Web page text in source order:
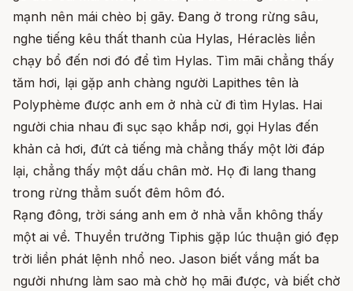
mạnh nên mái chèo bị gãy. Đang ở trong rừng sâu,
nghe tiếng kêu thất thanh của Hylas, Héraclès liền
chạy bổ đến nơi đó để tìm Hylas. Tìm mãi chẳng thấy
tăm hơi, lại gặp anh chàng người Lapithes tên là
Polyphème được anh em ở nhà cử đi tìm Hylas. Hai
người chia nhau đi sục sạo khắp nơi, gọi Hylas đến
khản cả hơi, đứt cả tiếng mà chẳng thấy một lời đáp
lại, chẳng thấy một dấu chân mờ. Họ đi lang thang
trong rừng thẳm suốt đêm hôm đó.
Rạng đông, trời sáng anh em ở nhà vẫn không thấy
một ai về. Thuyền trưởng Tiphis gặp lúc thuận gió đẹp
trời liền phát lệnh nhổ neo. Jason biết vắng mất ba
người nhưng làm sao mà chờ họ mãi được, và biết chờ